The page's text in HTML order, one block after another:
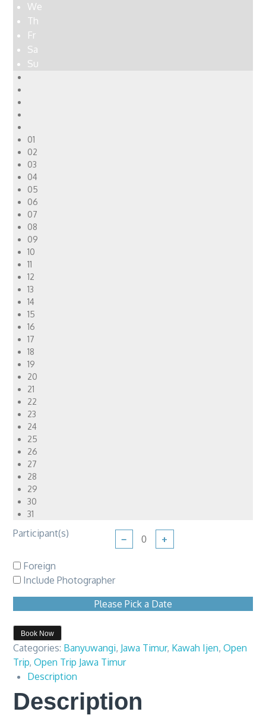
We
Th
Fr
Sa
Su
01
02
03
04
05
06
07
08
09
10
11
12
13
14
15
16
17
18
19
20
21
22
23
24
25
26
27
28
29
30
31
Participant(s) − +
Foreign
Include Photographer
Please Pick a Date
Book Now
Categories: Banyuwangi, Jawa Timur, Kawah Ijen,Open
Trip,Open Trip Jawa Timur
Description
Description